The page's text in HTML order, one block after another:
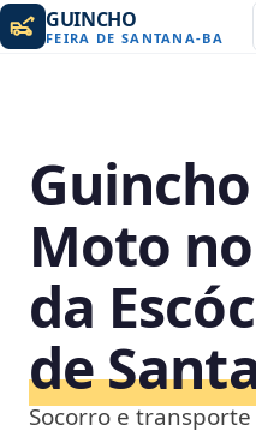
GUINCHO
FEIRA DE SANTANA-BA
Moto
da
de
Socorro e